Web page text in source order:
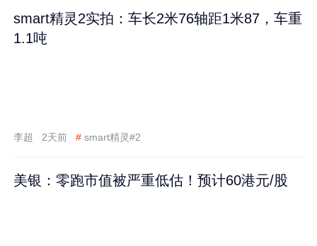
smart精灵2实拍：车长2米76轴距1米87，车重
1.1吨
李超 2天前 # smart精灵#2
美银：零跑市值被严重低估！预计60港元/股